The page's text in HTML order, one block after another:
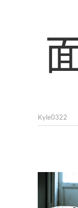
面對疫情帶
Kyle0322